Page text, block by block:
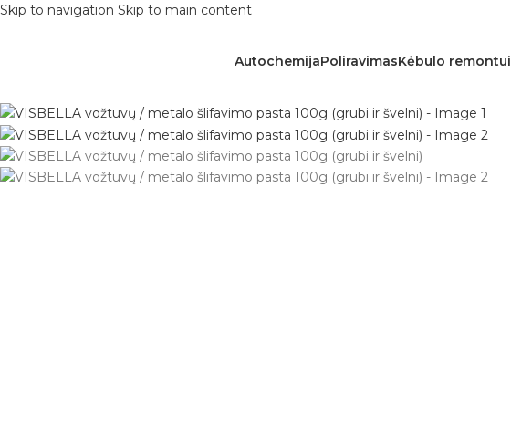
Skip to navigation Skip to main content
AutochemijaPoliravimasKėbulo remontui